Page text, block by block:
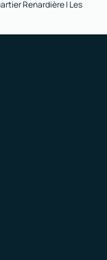
Renardière I Les